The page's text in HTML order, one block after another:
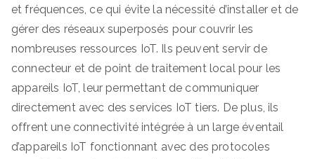
et fréquences, ce qui évite la nécessité d’installer et de
gérer des réseaux superposés pour couvrir les
nombreuses ressources IoT. Ils peuvent servir de
connecteur et de point de traitement local pour les
appareils IoT, leur permettant de communiquer
directement avec des services IoT tiers. De plus, ils
offrent une connectivité intégrée à un large éventail
d’appareils IoT fonctionnant avec des protocoles